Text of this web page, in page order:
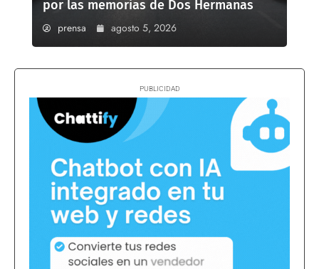
por las memorias de Dos Hermanas
prensa agosto 5, 2026